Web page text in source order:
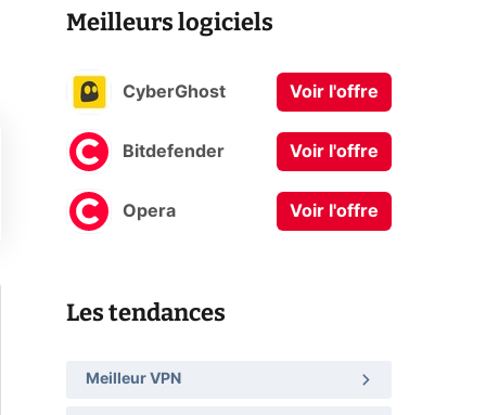
Meilleurs logiciels
CyberGhost Voir l'offre
Bitdefender Voir l'offre
Opera Voir l'offre
Les tendances
Meilleur VPN